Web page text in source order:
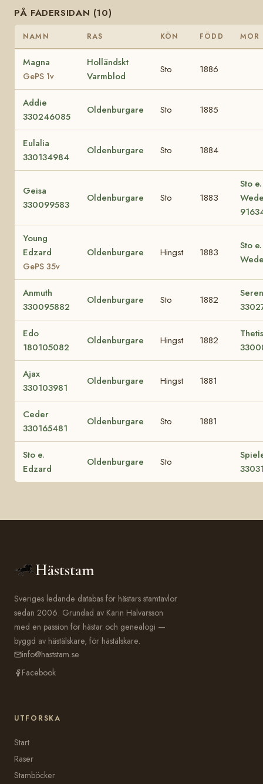
PÅ FADERSIDAN (10)
NAMN RAS KÖN FÖDD MOR
Magna
GePS 1v
Holländskt
Varmblod
Sto 1886
Addie
330246085
Oldenburgare Sto 1885
Eulalia
330134984
Oldenburgare Sto 1884
Geisa
330099583
Oldenburgare Sto 1883
Sto
Young
Edzard
GePS 35v
Oldenburgare Hingst 1883
Sto
Anmuth
330095882
Oldenburgare Sto 1882
Edo
180105082
Oldenburgare Hingst 1882
Thetis
Ajax
330103981
Oldenburgare Hingst 1881
Ceder
330165481
Oldenburgare Sto 1881
Sto e.
Edzard
Oldenburgare Sto
Häststam
Sveriges ledande databas för hästars stamtavlor
sedan 2006. Grundad av Karin Halvarsson
med en passion för hästar och genealogi —
byggd av hästälskare, för hästälskare.
info@haststam.se
Facebook
UTFORSKA
Start
Raser
Stamböcker